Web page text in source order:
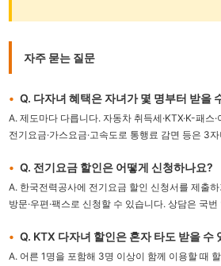
자주 묻는 질문
Q. 다자녀 혜택은 자녀가 몇 명부터 받을
A. 제도마다 다릅니다. 자동차 취득세·KTX·K-패스
전기요금·가스요금·고속도로 통행료 감면 등은 3
Q. 전기요금 할인은 어떻게 신청하나요?
A. 한국전력공사에 전기요금 할인 신청서를 제출하
방문·우편·팩스로 신청할 수 있습니다. 상담은 국
Q. KTX 다자녀 할인은 혼자 타도 받을 수
A. 어른 1명을 포함해 3명 이상이 함께 이용할 때